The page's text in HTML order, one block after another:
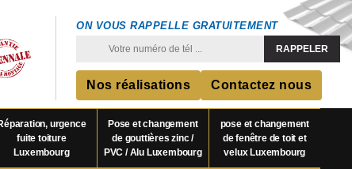
ON VOUS RAPPELLE GRATUITEMENT
Nos réalisations Contactez nous
urgence
fuite toiture
Luxembourg
Pose et changement
de gouttières zinc /
PVC / Alu Luxembourg
pose et changement
de fenêtre de toit et
velux Luxembourg